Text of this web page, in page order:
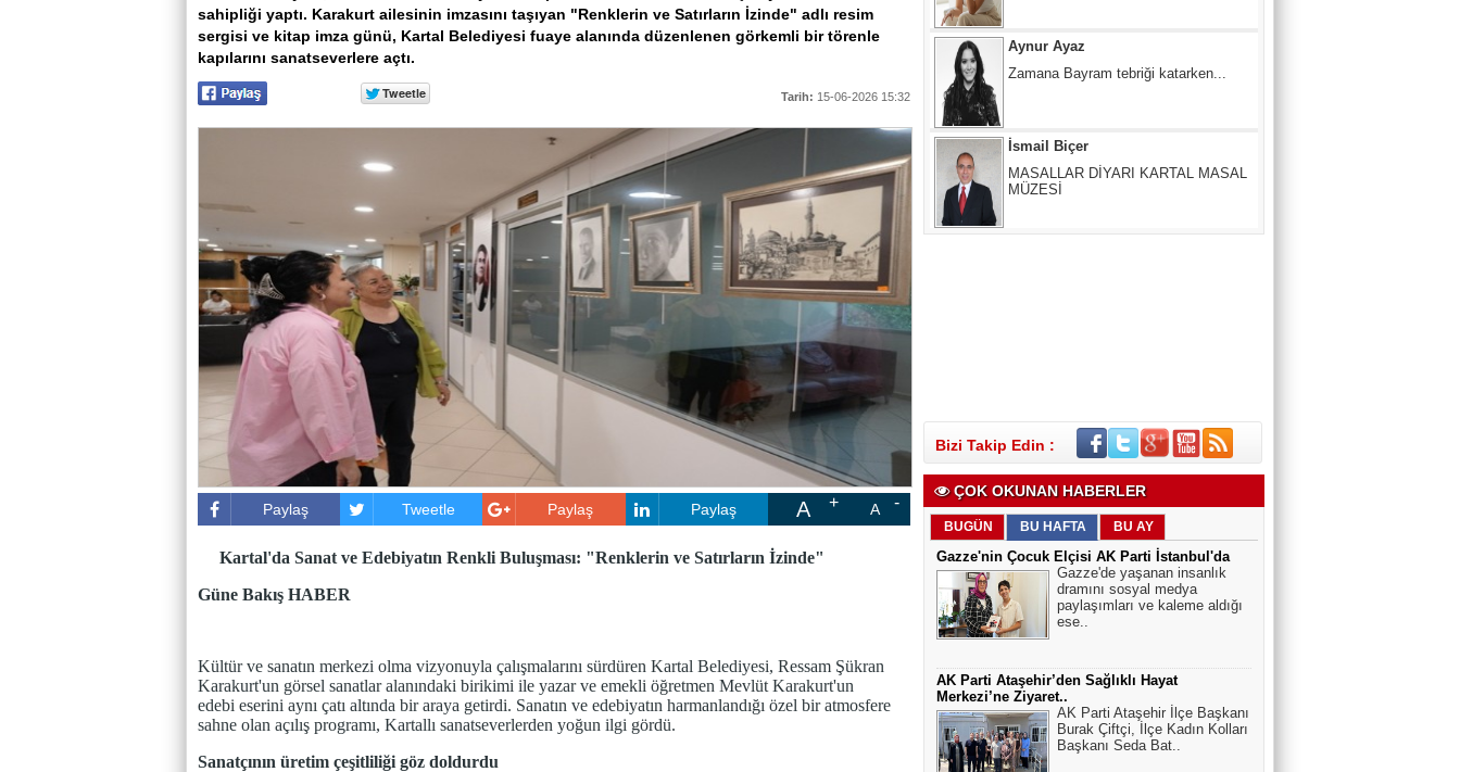
sahipliği yaptı. Karakurt ailesinin imzasını taşıyan "Renklerin ve Satırların İzinde" adlı resim
sergisi ve kitap imza günü, Kartal Belediyesi fuaye alanında düzenlenen görkemli bir törenle
kapılarını sanatseverlere açtı.
Tarih: 15-06-2026 15:32
Paylaş Tweetle Paylaş Paylaş A A
Kartal'da Sanat ve Edebiyatın Renkli Buluşması: "Renklerin ve Satırların İzinde"
Güne Bakış HABER
Kültür ve sanatın merkezi olma vizyonuyla çalışmalarını sürdüren Kartal Belediyesi, Ressam Şükran
Karakurt'un görsel sanatlar alanındaki birikimi ile yazar ve emekli öğretmen Mevlüt Karakurt'un
edebi eserini aynı çatı altında bir araya getirdi. Sanatın ve edebiyatın harmanlandığı özel bir atmosfere
sahne olan açılış programı, Kartallı sanatseverlerden yoğun ilgi gördü.
Sanatçının üretim çeşitliliği göz doldurdu
İsmail Biçer
MASALLAR DİYARI KARTAL MASAL
Mertcan KARACAN
ÇIKIŞ NERE, YOL NERESİ?
Bizi Takip Edin :
ÇOK OKUNAN HABERLER
BUGÜN BU HAFTA BU AY
Gazze'nin Çocuk Elçisi AK Parti İstanbul'da
Gazze'de yaşanan insanlık
dramını sosyal medya
paylaşımları ve kaleme aldığı
ese..
AK Parti Ataşehir’den Sağlıklı Hayat
Merkezi’ne Ziyaret..
AK Parti Ataşehir İlçe Başkanı
Burak Çiftçi, İlçe Kadın Kolları
Başkanı Seda Bat..